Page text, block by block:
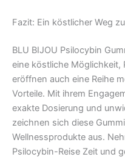
Fazit: Ein köstlicher Weg
BLU BIJOU Psilocybin
eine köstliche Möglichkeit,
eröffnen auch eine Reihe
Vorteile. Mit ihrem
exakte Dosierung und
zeichnen sich diese
Wellnessprodukte aus.
Psilocybin-Reise Zeit und